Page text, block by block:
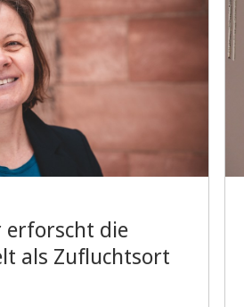
erforscht die
als Zufluchtsort